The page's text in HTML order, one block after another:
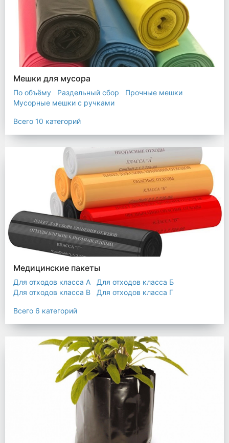
Мешки для мусора
По объёму Раздельный сбор
Прочные мешки
Мусорные мешки с ручками
Прозрачные мешки
Мешки строительные
Мешок для листьев
Всего 10 категорий
Медицинские пакеты
Для отходов класса А
Для отходов класса Б
Для отходов класса В
Для отходов класса Г
Пакеты термостойкие для утилизатора
Всего 6 категорий